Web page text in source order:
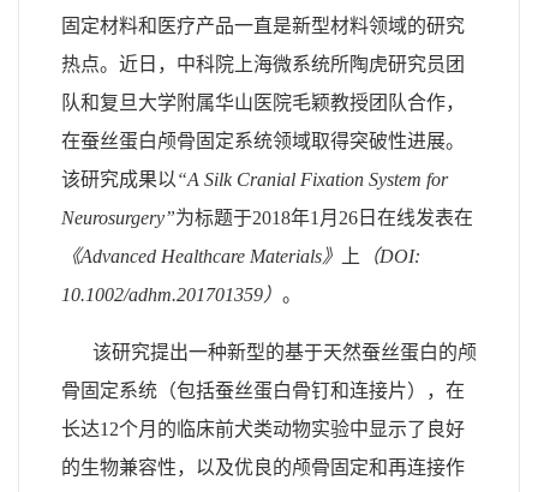
固定材料和医疗产品一直是新型材料领域的研究
热点。近日，中科院上海微系统所陶虎研究员团
队和复旦大学附属华山医院毛颖教授团队合作，
在蚕丝蛋白颅骨固定系统领域取得突破性进展。
该研究成果以 “A Silk Cranial Fixation System for
Neurosurgery”为标题于2018年1 月 26 日在线发表在
《Advanced Healthcare Materials》 上 （DOI:
10.1002/adhm.201701359） 。
该研究提出一种新型的基于天然蚕丝蛋白的颅
骨固定系统（包括蚕丝蛋白骨钉和连接片），在
长达12个月的临床前犬类动物实验中显示了良好
的生物兼容性，以及优良的颅骨固定和再连接作